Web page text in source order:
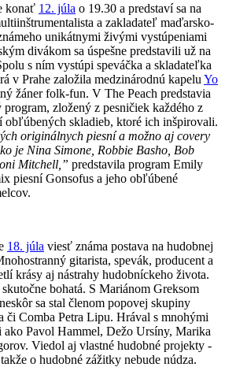
konať 12. júla o 19.30 a predstaví sa na
a zakladateľ maďarsko-
unikátnymi živými vystúpeniami
divákom sa úspešne predstavili už na
s ním vystúpi speváčka a skladateľka
v Prahe založila medzinárodnú kapelu Yo
žáner folk-fun. V The Peach predstavia
zložený z pesničiek každého z
obľúbených skladieb, ktoré ich inšpirovali.
originálnych piesní a možno aj covery
je Nina Simone, Robbie Basho, Bob
Mitchell,” predstavila program Emily
piesní Gonsofus a jeho obľúbené
18. júla viesť známa postava na hudobnej
gitarista, spevák, producent a
krásy aj nástrahy hudobníckeho života.
bohatá. S Mariánom Greksom
sa stal členom popovej skupiny
či Comba Petra Lipu. Hrával s mnohými
Pavol Hammel, Dežo Ursíny, Marika
Viedol aj vlastné hudobné projekty -
o hudobné zážitky nebude núdza.